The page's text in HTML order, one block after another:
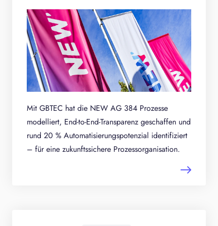
Mit GBTEC hat die NEW AG 384 Prozesse
modelliert, End-to-End-Transparenz geschaffen und
rund 20 % Automatisierungspotenzial identifiziert
– für eine zukunftssichere Prozessorganisation.